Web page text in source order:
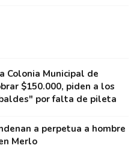
Colonia Municipal de
$150.000, piden a los
por falta de pileta
a perpetua a hombre
Merlo